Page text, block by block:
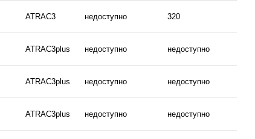
ATRAC3 недоступно 320
ATRAC3plus недоступно недоступно
ATRAC3plus недоступно недоступно
ATRAC3plus недоступно недоступно